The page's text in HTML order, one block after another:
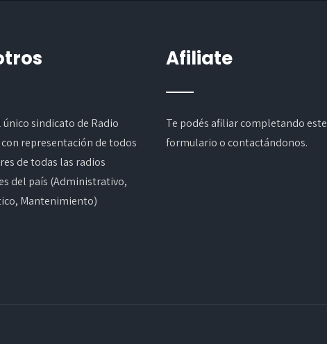
único sindicato de Radio
representación de todos
de todas las radios
del país (Administrativo,
Mantenimiento)
Afiliate
Te podés afiliar completandoeste
formularioo contactándonos.